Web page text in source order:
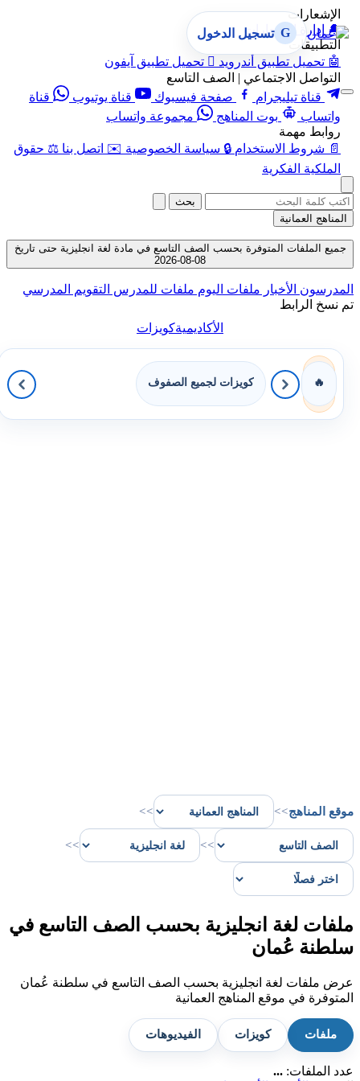
الإشعارات
🔔 إدارة الإشعارات
التطبيقات
🤖 تحميل تطبيق أندرويد  تحميل تطبيق آيفون
التواصل الاجتماعي | الصف التاسع
قناة تيليجرام
صفحة فيسبوك قناة يوتيوب
قناة
واتساب
بوت المناهج
مجموعة واتساب
روابط مهمة
📄 شروط الاستخدام 🔒 سياسة الخصوصية ✉️ اتصل بنا ⚖️ حقوق
الملكية الفكرية
G تسجيل الدخول
بحث
المناهج العمانية
جميع الملفات المتوفرة بحسب الصف التاسع في مادة لغة انجليزية حتى تاريخ
08-08-2026
المدرسون الأخبار ملفات اليوم ملفات للمدرس التقويم المدرسي
تم نسخ الرابط
الأكاديميةكويزات
🔥 كويزات لجميع الصفوف
موقع المناهج>>
>>
>>
>>
ملفات لغة انجليزية بحسب الصف التاسع في
سلطنة عُمان
عرض ملفات لغة انجليزية بحسب الصف التاسع في سلطنة عُمان
المتوفرة في موقع المناهج العمانية
ملفات كويزات الفيديوهات
عدد الملفات: ...